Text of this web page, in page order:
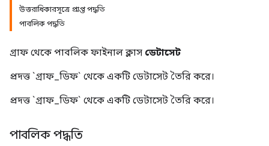
উত্তরাধিকারসূত্রে প্রাপ্ত পদ্ধতি
পাবলিক পদ্ধতি
গ্রাফ থেকে পাবলিক ফাইনাল ক্লাস ডেটাসেট
প্রদত্ত `গ্রাফ_ডিফ` থেকে একটি ডেটাসেট তৈরি করে।
প্রদত্ত `গ্রাফ_ডিফ` থেকে একটি ডেটাসেট তৈরি করে।
পাবলিক পদ্ধতি